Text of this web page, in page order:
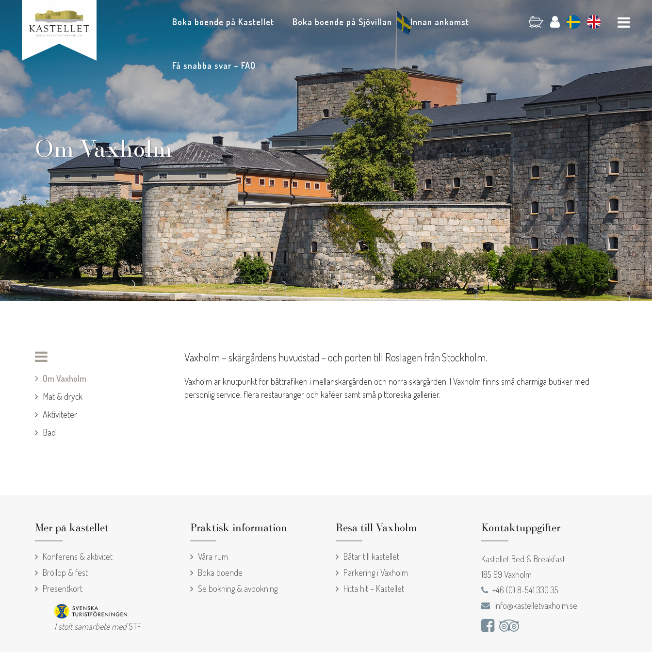
Boka boende på Kastellet Boka boende på Sjövillan Innan ankomst
Få snabba svar – FAQ
Om Vaxholm
Om Vaxholm
Mat & dryck
Aktiviteter
Bad
Vaxholm – skärgårdens huvudstad – och porten till Roslagen från Stockholm.
Vaxholm är knutpunkt för båttrafiken i mellanskärgården och norra skärgården. I Vaxholm finns små charmiga butiker med
personlig service, flera restauranger och kaféer samt små pittoreska gallerier.
Mer på kastellet
Konferens & aktivitet
Bröllop & fest
Presentkort
I stolt samarbete medSTF
Praktisk information
Våra rum
Boka boende
Se bokning & avbokning
Resa till Vaxholm
Båtar till kastellet
Parkering i Vaxholm
Hitta hit – Kastellet
Kontaktuppgifter
Kastellet Bed & Breakfast
185 99 Vaxholm
+46 (0) 8-541 330 35
info@kastelletvaxholm.se